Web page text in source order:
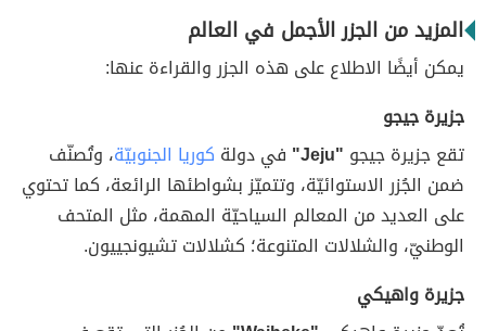
المزيد من الجزر الأجمل في العالم
يمكن أيضًا الاطلاع على هذه الجزر والقراءة عنها:
جزيرة جيجو
تقع جزيرة جيجو "Jeju" في دولة كوريا الجنوبيّة، وتُصنّف
ضمن الجُزر الاستوائيّة، وتتميّز بشواطئها الرائعة، كما تحتوي
على العديد من المعالم السياحيّة المهمة، مثل المتحف
الوطنيّ، والشلالات المتنوعة؛ كشلالات تشيونجييون.
جزيرة واهيكي